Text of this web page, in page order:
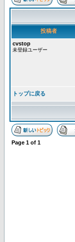
投稿者
cvstop
未登録ユーザー
トップに戻る
Page 1 of 1